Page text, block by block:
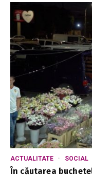
ACTUALITATE SOCIAL
În căutarea